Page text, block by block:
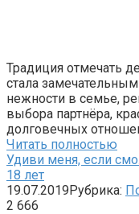
Традиция отмечать
стала
нежности в семье,
выбора партнёра,
долговечных
Читать полностью
Удиви меня, если
18 лет
19.07.2019Рубрика:
2 666